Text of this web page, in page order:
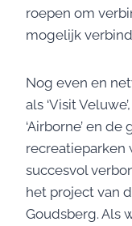
roepen om
mogelijk
Nog even en
als ‘Visit Veluwe’,
‘Airborne’ en de
recreatieparken
succesvol
het project van
Goudsberg. Als